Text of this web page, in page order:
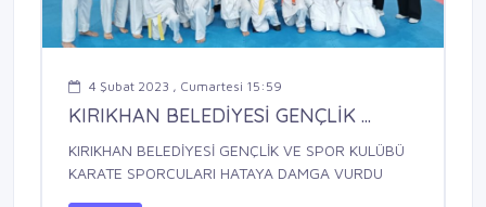
4 Şubat 2023 , Cumartesi 15:59
KIRIKHAN BELEDİYESİ GENÇLİK ...
KIRIKHAN BELEDİYESİ GENÇLİK VE SPOR KULÜBÜ
KARATE SPORCULARI HATAYA DAMGA VURDU